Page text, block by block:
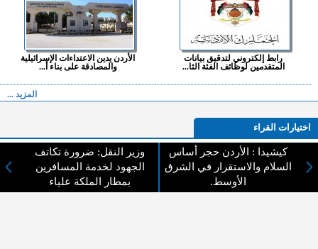
رابط إلكتروني لتدقيق بيانات
المتقدمين لوظائف الفئة الثا...
الأردن يدين الاعتداءات الإسرائيلية
والمصادقة على بناء أ...
المزيد ...
اختيارات القراء
كيشيدا : الأردن حجر أساس
السلام والاستقرار في الشرق
الأوسط.
وزير النقل: ضرورة تكاتف
الجهود لخدمة المسافرين
بمطار الملكة علياء